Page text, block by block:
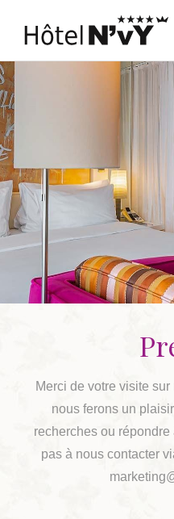
Merci de votre visite
nous ferons un
recherches ou
pas à nous contacter